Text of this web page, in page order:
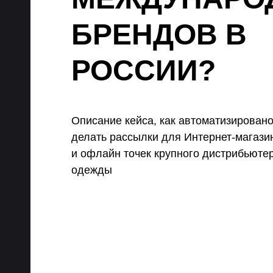
БРЕНДОВ В
РОССИИ?
Описание кейса, как автоматизировано
делать рассылки для Интернет-
и офлайн точек крупного
одежды